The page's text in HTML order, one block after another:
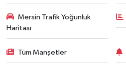
Mersin Trafik Yoğunluk
Haritası
Tüm Manşetler